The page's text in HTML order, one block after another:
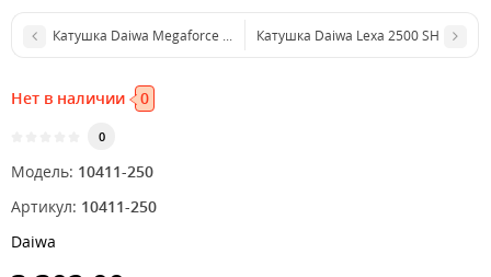
Катушка Daiwa Megaforce 2500X FrontКатушка Daiwa Lexa 2500 SH
Нет в наличии 0
0
Модель: 10411-250
Артикул: 10411-250
Daiwa